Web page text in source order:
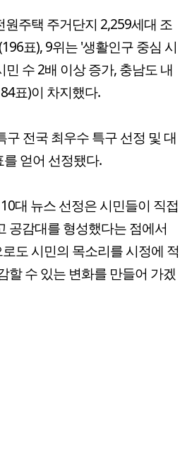
원주택 주거단지 2,259세대 조
표), 9위는 '생활인구 중심 시
수 2배 이상 증가, 충남도 내
표)이 차지했다.
구 전국 최우수 특구 선정 및 대
얻어 선정됐다.
대 뉴스 선정은 시민들이 직접
공감대를 형성했다는 점에서
도 시민의 목소리를 시정에 적
할 수 있는 변화를 만들어 가겠